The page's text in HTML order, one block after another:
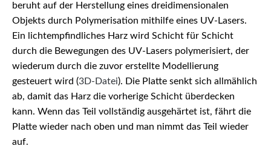
beruht auf der Herstellung eines dreidimensionalen
Objekts durch Polymerisation mithilfe eines UV-Lasers.
Ein lichtempfindliches Harz wird Schicht für Schicht
durch die Bewegungen des UV-Lasers polymerisiert, der
wiederum durch die zuvor erstellte Modellierung
gesteuert wird (3D-Datei). Die Platte senkt sich allmählich
ab, damit das Harz die vorherige Schicht überdecken
kann. Wenn das Teil vollständig ausgehärtet ist, fährt die
Platte wieder nach oben und man nimmt das Teil wieder
auf.